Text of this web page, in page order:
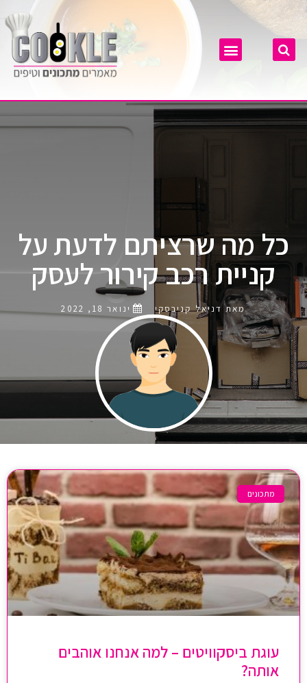
כל מה שרציתם לדעת על
קניית רכב קירור לעסק
מאת דניאל קניבסקי ינואר 18, 2022
מתכונים
עוגת ביסקוויטים – למה אנחנו אוהבים
אותה?